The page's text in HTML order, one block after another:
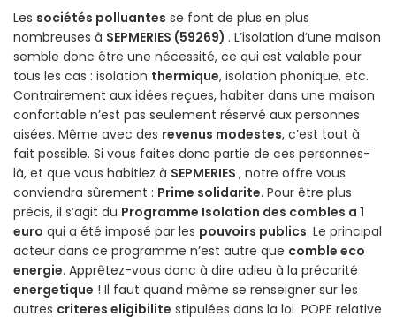
Les sociétés polluantes se font de plus en plus
nombreuses à SEPMERIES (59269) . L’isolation d’une maison
semble donc être une nécessité, ce qui est valable pour
tous les cas : isolation thermique, isolation phonique, etc.
Contrairement aux idées reçues, habiter dans une maison
confortable n’est pas seulement réservé aux personnes
aisées. Même avec des revenus modestes, c’est tout à
fait possible. Si vous faites donc partie de ces personnes-
là, et que vous habitiez à SEPMERIES , notre offre vous
conviendra sûrement : Prime solidarite. Pour être plus
précis, il s’agit du Programme Isolation des combles a 1
euro qui a été imposé par les pouvoirs publics. Le principal
acteur dans ce programme n’est autre que comble eco
energie. Apprêtez-vous donc à dire adieu à la précarité
energetique ! Il faut quand même se renseigner sur les
autres criteres eligibilite stipulées dans la loi POPE relative